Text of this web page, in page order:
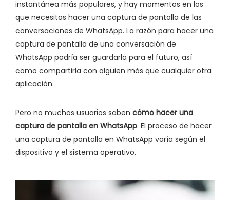
instantánea más populares, y hay momentos en los
que necesitas hacer una captura de pantalla de las
conversaciones de WhatsApp. La razón para hacer una
captura de pantalla de una conversación de
WhatsApp podría ser guardarla para el futuro, así
como compartirla con alguien más que cualquier otra
aplicación.
Pero no muchos usuarios saben cómo hacer una
captura de pantalla en WhatsApp. El proceso de hacer
una captura de pantalla en WhatsApp varía según el
dispositivo y el sistema operativo.